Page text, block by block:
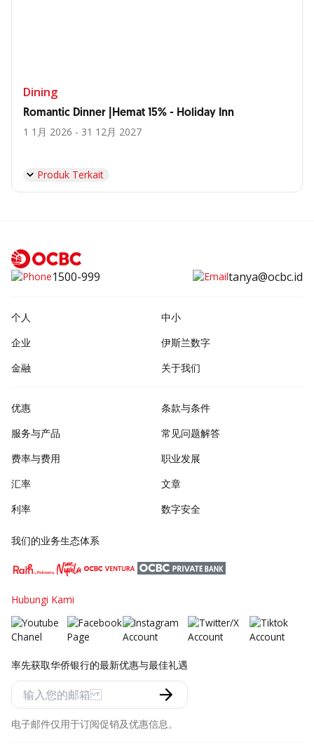
Dining
Romantic Dinner |Hemat 15% - Holiday Inn
1 1月 2026 - 31 12月 2027
Produk Terkait
1500-999 tanya@ocbc.id
个人
中小
企业
伊斯兰数字
金融
关于我们
优惠
服务与产品
费率与费用
汇率
利率
条款与条件
常见问题解答
职业发展
文章
数字安全
我们的业务生态体系
Hubungi Kami
率先获取华侨银行的最新优惠与最佳礼遇
电子邮件仅用于订阅促销及优惠信息。